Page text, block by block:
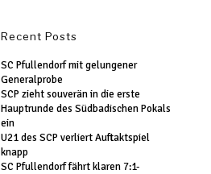
Recent Posts
SC Pfullendorf mit gelungener
Generalprobe
SCP zieht souverän in die erste
Hauptrunde des Südbadischen Pokals
ein
U21 des SCP verliert Auftaktspiel
knapp
SC Pfullendorf fährt klaren 7:1-